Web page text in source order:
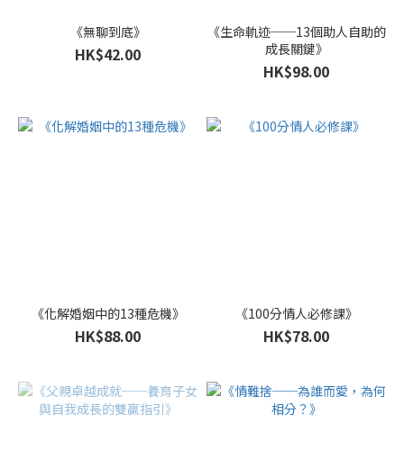
《無聊到底》
HK$42.00
《生命軌迹──13個助人自助的
成長關鍵》
HK$98.00
《化解婚姻中的13種危機》
HK$88.00
《100分情人必修課》
HK$78.00